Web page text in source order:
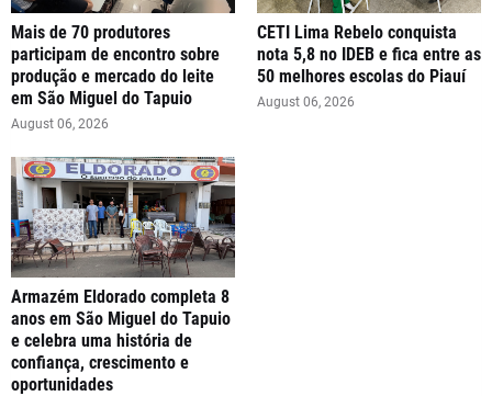
Mais de 70 produtores
participam de encontro sobre
produção e mercado do leite
em São Miguel do Tapuio
August 06, 2026
CETI Lima Rebelo conquista
nota 5,8 no IDEB e fica entre as
50 melhores escolas do Piauí
August 06, 2026
Armazém Eldorado completa 8
anos em São Miguel do Tapuio
e celebra uma história de
confiança, crescimento e
oportunidades